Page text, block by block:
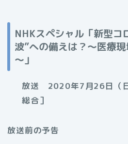
NHKスペシャル「新型コ
波”への備えは？～医療
～」
放送 2020年7月26日（
総合］
放送前の予告